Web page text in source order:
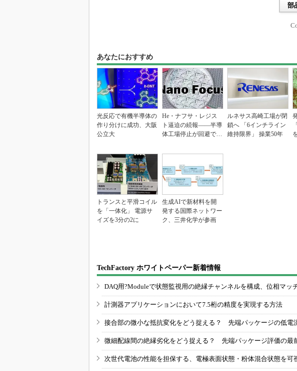
部
あなたにおすすめ
光反応で有機半導体の
作り分けに成功、大阪
公立大
He・ナフサ・レジス
ト逼迫の続報――半導
体工場停止が回避でき
ルネサス高崎工場が閉
鎖へ 「6インチライン
維持限界」 操業50年
トランスと平滑コイル
を「一体化」 電源サ
イズを3分の2に
生成AIで新材料を開
発する国際ネットワー
ク、三井化学が参画
TechFactory ホワイトペーパー新着情報
DAQ用?Moduleで状態監視用の絶縁チャンネルを構成、位相マッ
計測器アプリケーションにおいて7.5桁の精度を実現する方法
接合部の微小な抵抗変化をどう捉える？ 先端パッケージの低電
微細配線間の絶縁劣化をどう捉える？ 先端パッケージ評価の最
次世代電池の性能を担保する、電極表面状態・粉体混合状態を可